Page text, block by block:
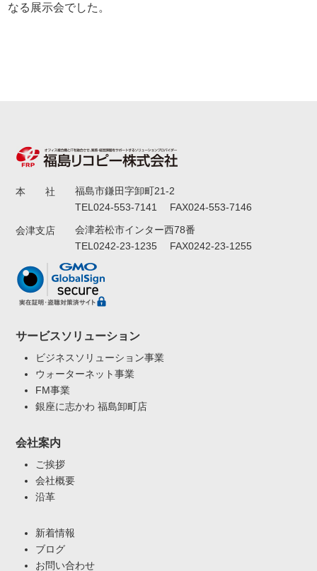
なる展示会でした。
本 社
福島市鎌田字卸町21-2
TEL024-553-7141 FAX024-553-7146
会津支店
会津若松市インター西78番
TEL0242-23-1235 FAX0242-23-1255
サービスソリューション
ビジネスソリューション事業
ウォーターネット事業
FM事業
銀座に志かわ 福島卸町店
会社案内
ご挨拶
会社概要
沿革
新着情報
ブログ
お問い合わせ